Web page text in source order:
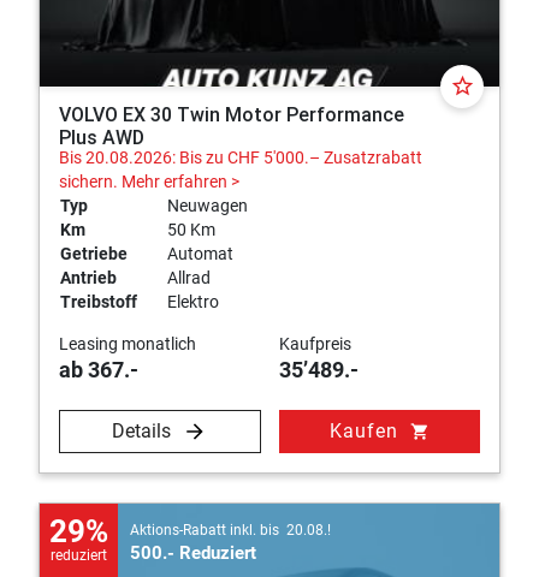
Entdecken Sie online unser Angebot an Fahrzeugen von
Volvo und vereinbaren Sie eine Probefahrt mit Ihrem
Traumwagen. Unsere Experten beraten Sie gerne online,
telefonisch oder vor Ort bei uns in Wohlen.
star_border
VOLVO EX 30 Twin Motor Performance
Plus AWD
Bis 20.08.2026: Bis zu CHF 5'000.– Zusatzrabatt
sichern. Mehr erfahren >
Typ
Neuwagen
Km
50 Km
Getriebe
Automat
Antrieb
Allrad
Treibstoff
Elektro
Leasing monatlich
ab 367.-
Kaufpreis
35’489.-
Details Kaufen shopping_cart
29%
reduziert
Aktions-Rabatt inkl. bis 20.08.!
500.- Reduziert